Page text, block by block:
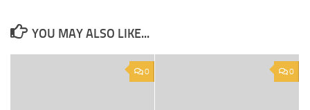
YOU MAY ALSO LIKE...
0 0